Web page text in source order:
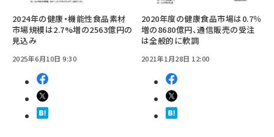
2024年の健康・機能性食品素材
市場規模は2.7%増の2563億円の
見込み
2025年6月10日 9:30
2020年度の健康食品市場は0.7％
増の8680億円、通信販売の受注
は全般的に軟調
2021年1月28日 12:00